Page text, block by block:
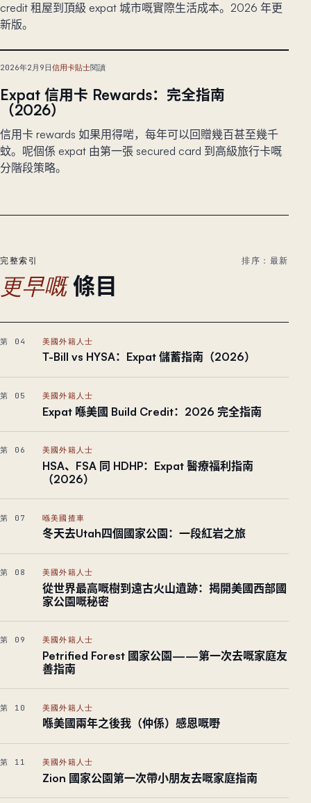
credit 租屋到頂級 expat 城市嘅實際生活成本。2026 年更
新版。
2026年2月9日信用卡貼士閱讀
Expat 信用卡 Rewards：完全指南
（2026）
信用卡 rewards 如果用得啱，每年可以回贈幾百甚至幾千
蚊。呢個係 expat 由第一張 secured card 到高級旅行卡嘅
分階段策略。
完整索引
更早嘅 條目
排序：最新
第 04 美國外籍人士
T-Bill vs HYSA：Expat 儲蓄指南（2026）
第 05 美國外籍人士
Expat 喺美國 Build Credit：2026 完全指南
第 06 美國外籍人士
HSA、FSA 同 HDHP：Expat 醫療福利指南
（2026）
第 07 喺美國揸車
冬天去Utah四個國家公園：一段紅岩之旅
第 08 美國外籍人士
從世界最高嘅樹到遠古火山遺跡：揭開美國西部國
家公園嘅秘密
第 09 美國外籍人士
Petrified Forest 國家公園——第一次去嘅家庭友
善指南
第 10 美國外籍人士
喺美國兩年之後我（仲係）感恩嘅嘢
第 11 美國外籍人士
Zion 國家公園第一次帶小朋友去嘅家庭指南